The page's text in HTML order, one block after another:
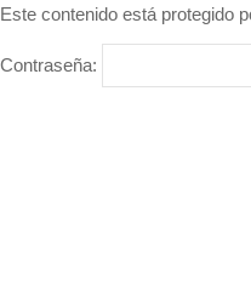
Este contenido está protegido
Contraseña: